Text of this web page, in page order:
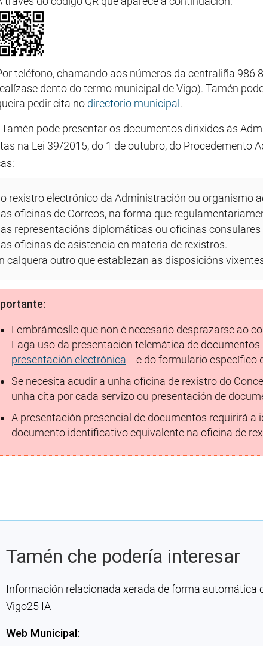
teléfono, chamando aos números da centraliña 986
dento do termo municipal de Vigo). Tamén
pedir cita no directorio municipal.
Tamén pode presentar os documentos dirixidos ás
na Lei 39/2015, do 1 de outubro, do Procedemento
rexistro electrónico da Administración ou organismo
oficinas de Correos, na forma que
representacións diplomáticas ou oficinas consulares
oficinas de asistencia en materia de rexistros.
calquera outro que establezan as disposicións
Lembrámoslle que non é necesario desprazarse ao
Faga uso da presentación telemática de
presentación electrónica
e do formulario específico
Se necesita acudir a unha oficina de rexistro do
unha cita por cada servizo ou presentación de
A presentación presencial de documentos requirirá
documento identificativo equivalente na oficina de
Tamén che podería interesar
Información relacionada xerada de forma
Vigo25 IA
Web Municipal: